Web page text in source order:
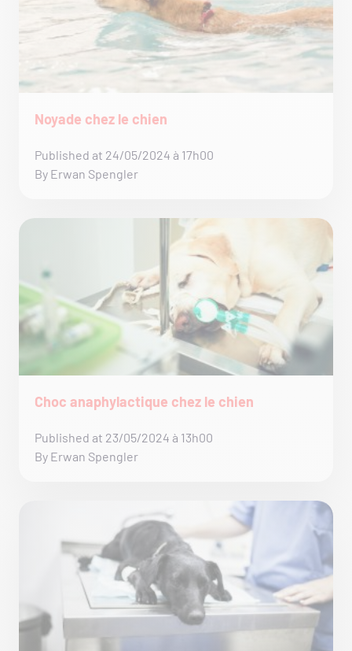
Noyade chez le chien
Published at 24/05/2024 à 17h00
By Erwan Spengler
Choc anaphylactique chez le chien
Published at 23/05/2024 à 13h00
By Erwan Spengler